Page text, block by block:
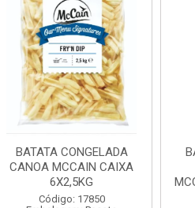
BATATA CONGELADA
CANOA MCCAIN CAIXA
6X2,5KG
Código: 17850